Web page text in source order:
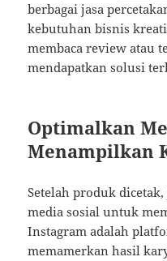
berbagai jasa
kebutuhan bisnis
membaca review atau
mendapatkan solusi
Optimalkan
Menampilkan
Setelah produk
media sosial untuk
Instagram adalah
memamerkan hasil